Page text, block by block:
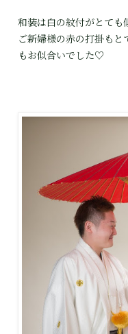
和装は白の紋付がとて
ご新婦様の赤の打掛も
もお似合いでした♡